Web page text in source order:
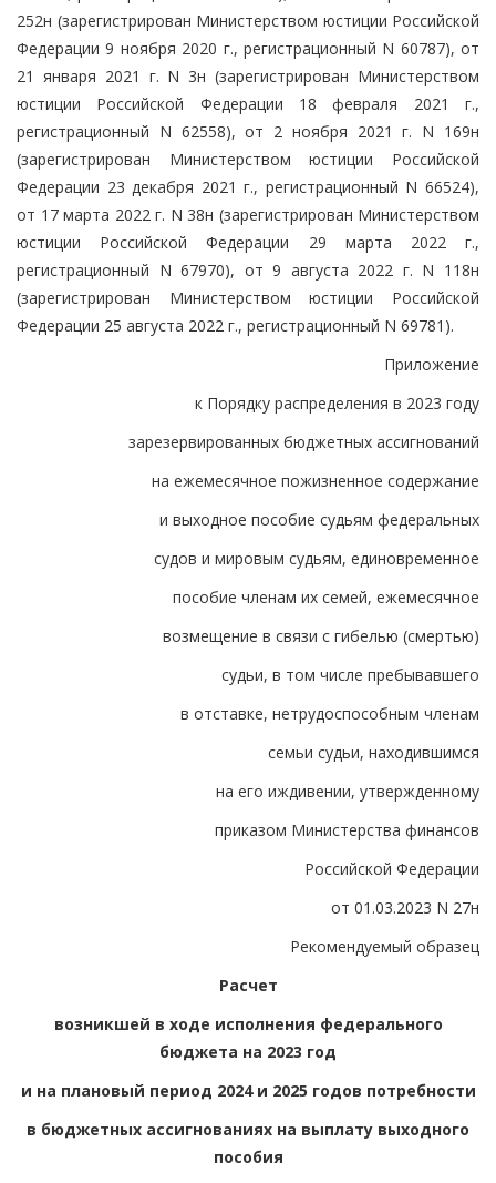
252н (зарегистрирован Министерством юстиции Российской
Федерации 9 ноября 2020 г., регистрационный N 60787), от
21 января 2021 г. N 3н (зарегистрирован Министерством
юстиции Российской Федерации 18 февраля 2021 г.,
регистрационный N 62558), от 2 ноября 2021 г. N 169н
(зарегистрирован Министерством юстиции Российской
Федерации 23 декабря 2021 г., регистрационный N 66524),
от 17 марта 2022 г. N 38н (зарегистрирован Министерством
юстиции Российской Федерации 29 марта 2022 г.,
регистрационный N 67970), от 9 августа 2022 г. N 118н
(зарегистрирован Министерством юстиции Российской
Федерации 25 августа 2022 г., регистрационный N 69781).
Приложение
к Порядку распределения в 2023 году
зарезервированных бюджетных ассигнований
на ежемесячное пожизненное содержание
и выходное пособие судьям федеральных
судов и мировым судьям, единовременное
пособие членам их семей, ежемесячное
возмещение в связи с гибелью (смертью)
судьи, в том числе пребывавшего
в отставке, нетрудоспособным членам
семьи судьи, находившимся
на его иждивении, утвержденному
приказом Министерства финансов
Российской Федерации
от 01.03.2023 N 27н
Рекомендуемый образец
Расчет
возникшей в ходе исполнения федерального
бюджета на 2023 год
и на плановый период 2024 и 2025 годов потребности
в бюджетных ассигнованиях на выплату выходного
пособия